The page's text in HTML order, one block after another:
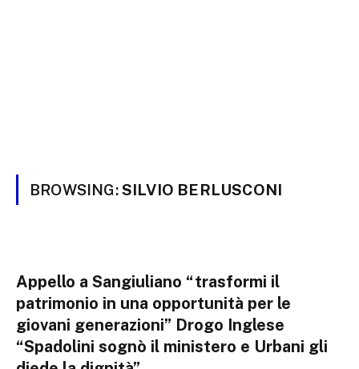
BROWSING:SILVIO BERLUSCONI
Appello a Sangiuliano “trasformi il
patrimonio in una opportunità per le
giovani generazioni” Drogo Inglese
“Spadolini sognò il ministero e Urbani gli